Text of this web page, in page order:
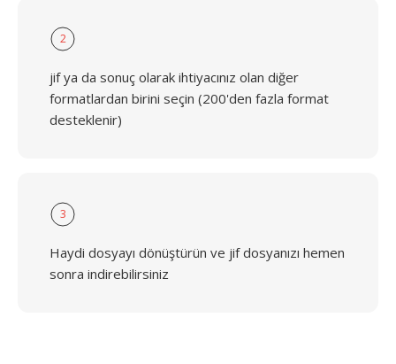
2
jif ya da sonuç olarak ihtiyacınız olan diğer
formatlardan birini seçin (200'den fazla format
desteklenir)
3
Haydi dosyayı dönüştürün ve jif dosyanızı hemen
sonra indirebilirsiniz